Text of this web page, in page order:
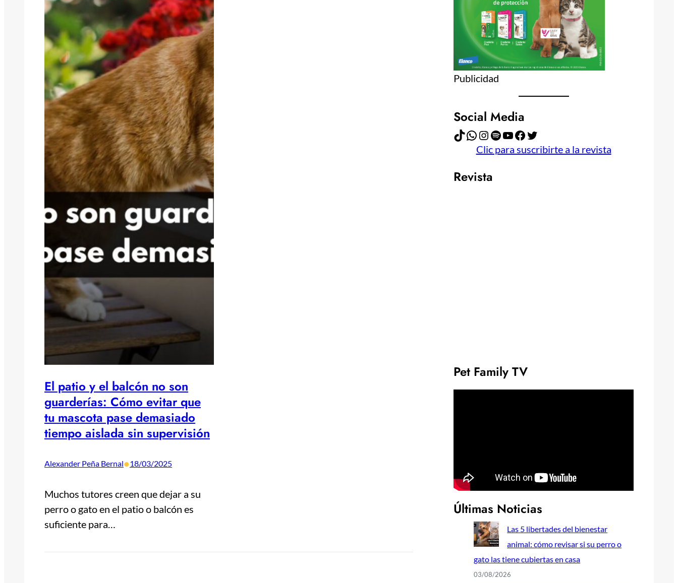
El patio y el balcón no son
guarderías: Cómo evitar que
tu mascota pase demasiado
tiempo aislada sin supervisión
Alexander Peña Bernal•18/03/2025
Muchos tutores creen que dejar a su
perro o gato en el patio o balcón es
suficiente para…
Publicidad
Social Media
TikTok WhatsApp Instagram Spotify YouTube Facebook Twitter
Clic para suscribirte a la revista
Revista
Pet Family TV
Últimas Noticias
Las 5 libertades del bienestar
animal: cómo revisar si su perro o
gato las tiene cubiertas en casa
03/08/2026